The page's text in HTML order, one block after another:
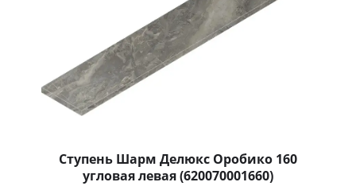
Ступень Шарм Делюкс Оробико 160
угловая левая (620070001660)